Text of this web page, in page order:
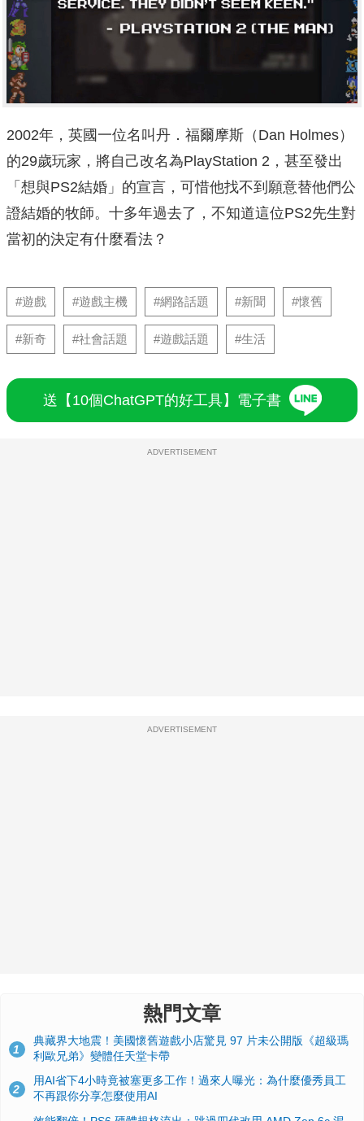
2002年，英國一位名叫丹．福爾摩斯（Dan Holmes）
的29歲玩家，將自己改名為PlayStation 2，甚至發出
「想與PS2結婚」的宣言，可惜他找不到願意替他們公
證結婚的牧師。十多年過去了，不知道這位PS2先生對
當初的決定有什麼看法？
#遊戲 #遊戲主機 #網路話題 #新聞 #懷舊
#新奇 #社會話題 #遊戲話題 #生活
送【10個ChatGPT的好工具】電子書
ADVERTISEMENT
ADVERTISEMENT
熱門文章
1
典藏界大地震！美國懷舊遊戲小店驚見 97 片未公開版《超級瑪
利歐兄弟》變體任天堂卡帶
2
用AI省下4小時竟被塞更多工作！過來人曝光：為什麼優秀員工
不再跟你分享怎麼使用AI